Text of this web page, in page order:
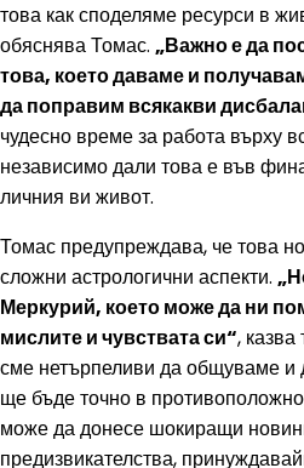
това как споделяме ресурси в
обяснява Томас. „Важно е да
това, което даваме и
да поправим всякакви
чудесно време за работа върху
независимо дали това е във
личния ви живот.
Томас предупреждава, че това
сложни астрологични аспекти.
Меркурий, което може да ни
мислите и чувствата си“,
сме нетърпеливи да общуваме и
ще бъде точно в
може да донесе шокиращи
предизвикателства,